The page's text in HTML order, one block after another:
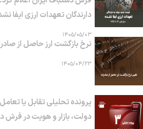
دارندگان تعهدات ارزی ایفا نشده
۱۴۰۵/۰۵/۰۳
نرخ بازگشت ارز حاصل از
۱۴۰۵/۰۴/۲۳
پرونده تحلیلی تقابل یا
دولت، بازار و هویت در فرش